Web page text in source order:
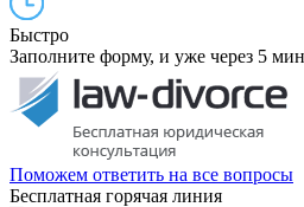
Быстро
Заполните форму, и уже через 5
Поможем ответить на все вопросы
Бесплатная горячая линия